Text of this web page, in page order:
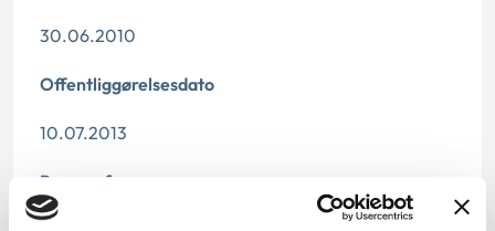
30.06.2010
Offentliggørelsesdato
10.07.2013
Paragraf